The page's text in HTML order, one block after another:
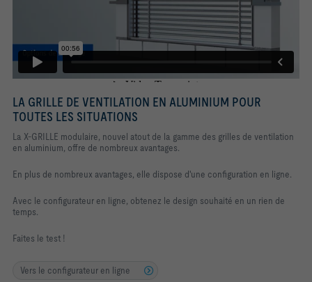
LA GRILLE DE VENTILATION EN ALUMINIUM POUR
TOUTES LES SITUATIONS
La X-GRILLE modulaire, nouvel atout de la gamme des grilles de ventilation
en aluminium, offre de nombreux avantages.
En plus de nombreux avantages, elle dispose d'une configuration en ligne.
Avec le configurateur en ligne, obtenez le design souhaité en un rien de
temps.
Faites le test !
Vers le configurateur en ligne